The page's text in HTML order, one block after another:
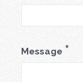
Message *